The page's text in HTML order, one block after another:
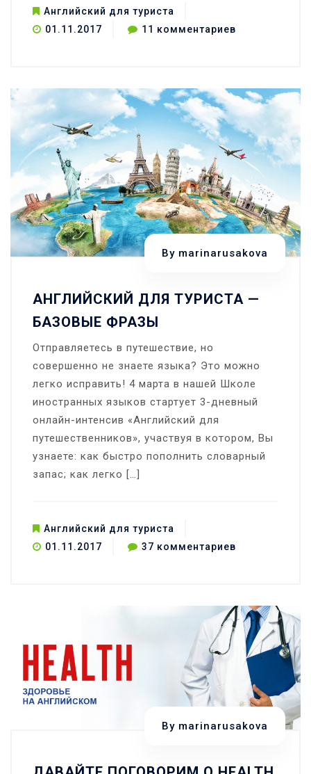
Английский для туриста
01.11.2017
11 комментариев
телефону
английском
By marinarusakova
АНГЛИЙСКИЙ ДЛЯ ТУРИСТА —
БАЗОВЫЕ ФРАЗЫ
Отправляетесь в путешествие, но
совершенно не знаете языка? Это можно
легко исправить! 4 марта в нашей Школе
иностранных языков стартует 3-дневный
онлайн-интенсив «Английский для
путешественников», участвуя в котором, Вы
узнаете: как быстро пополнить словарный
запас; как легко […]
Английский для туриста
01.11.2017
37 комментариев
туриста
базовые
фразы
By marinarusakova